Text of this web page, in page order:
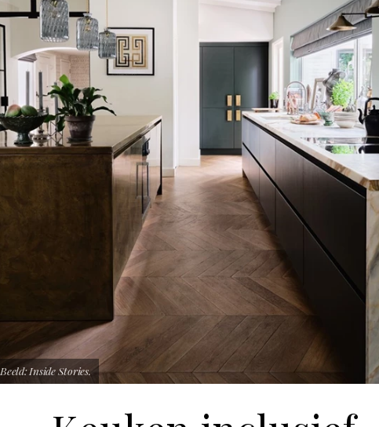
Beeld: Inside Stories.